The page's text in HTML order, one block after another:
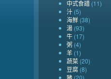
中式食譜 (11)
汁 (5)
海鮮 (38)
湯 (93)
牛 (17)
粥 (4)
羊 (1)
蔬菜 (20)
豆腐 (8)
豬 (20)